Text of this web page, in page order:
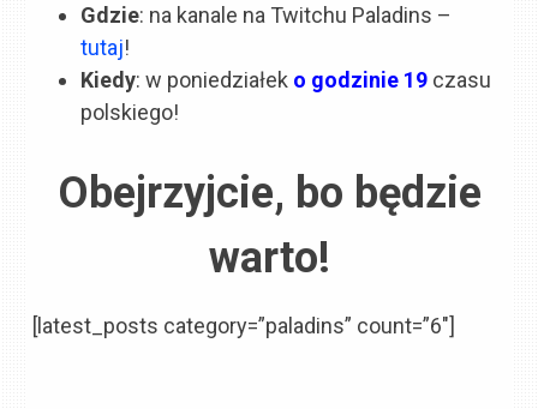
Gdzie: na kanale na Twitchu Paladins –
tutaj!
Kiedy: w poniedziałek o godzinie 19 czasu
polskiego!
Obejrzyjcie, bo będzie
warto!
[latest_posts category=”paladins” count=”6″]